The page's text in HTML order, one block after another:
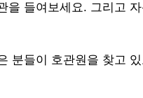
을 들여보세요. 그리고
분들이 호관원을 찾고